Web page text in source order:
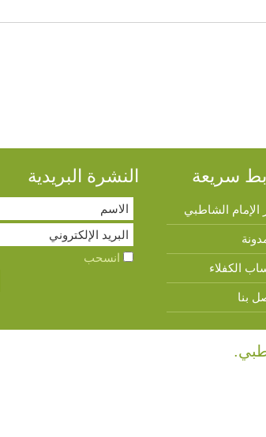
سريعة
الإمام الشاطبي
الكفلاء
بنا
النشرة البريدية
انسحب